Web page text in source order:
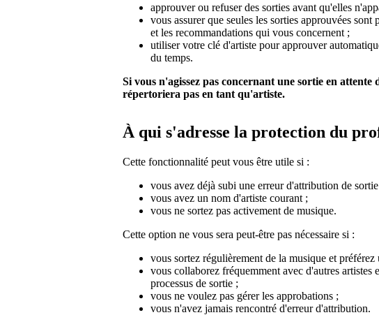
approuver ou refuser des sorties avant qu'elles
vous assurer que seules les sorties approuvées sont
et les recommandations qui vous concernent ;
utiliser votre clé d'artiste pour approuver
du temps.
Si vous n'agissez pas concernant une sortie en
répertoriera pas en tant qu'artiste.
À qui s'adresse la protection du
Cette fonctionnalité peut vous être utile si :
vous avez déjà subi une erreur d'attribution de
vous avez un nom d'artiste courant ;
vous ne sortez pas activement de musique.
Cette option ne vous sera peut-être pas nécessaire si :
vous sortez régulièrement de la musique et
vous collaborez fréquemment avec d'autres artistes
processus de sortie ;
vous ne voulez pas gérer les approbations ;
vous n'avez jamais rencontré d'erreur d'attribution.